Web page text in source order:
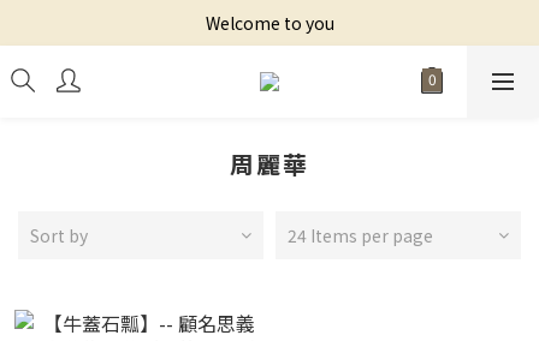
Welcome to you
周麗華
Sort by 24 Items per page